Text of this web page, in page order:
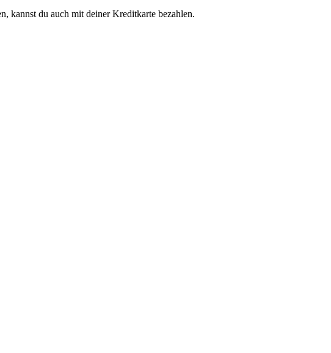
kannst du auch mit deiner Kreditkarte bezahlen.